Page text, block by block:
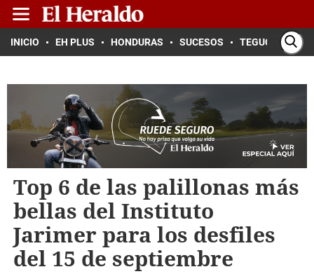
INICIO EH PLUS HONDURAS SUCESOS TEGUCIGALPA
Top 6 de las palillonas más
bellas del Instituto
Jarimer para los desfiles
del 15 de septiembre